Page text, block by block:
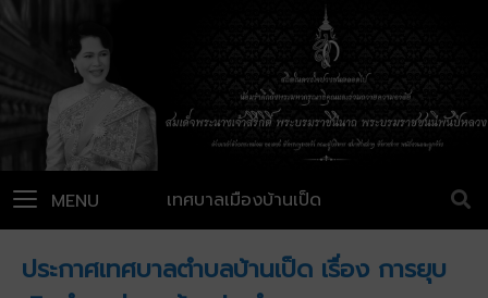
เทศบาลเมืองบ้านเป็ด
MENU
ประกาศเทศบาลตำบลบ้านเป็ด เรื่อง การยุบ